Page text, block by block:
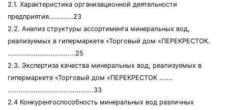
2.1. Характеристика организационной деятельности
предприятия………….23
2.2. Анализ структуры ассортимента минеральных вод,
реализуемых в гипермаркете «Торговый дом «ПЕРЕКРЕСТОК.
……………………………...25
2.3. Экспертиза качества минеральных вод, реализуемых в
гипермаркете «Торговый дом «ПЕРЕКРЕСТОК …….
……………………………………….33
2.4 Конкурентоспособность минеральных вод различных